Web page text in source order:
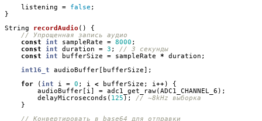
listening
= false ;
}
String
recordAudio ()
{
const
int sampleRate = 8000 ;
const
int duration = 3 ;
const
int bufferSize = sampleRate * duration ;
int16_t
audioBuffer [ bufferSize];
for
( int i = 0 ; i < bufferSize ; i ++)
{
audioBuffer [ i ] = adc1_get_raw(ADC1_CHANNEL_6 );
delayMicroseconds ( 125 );
}